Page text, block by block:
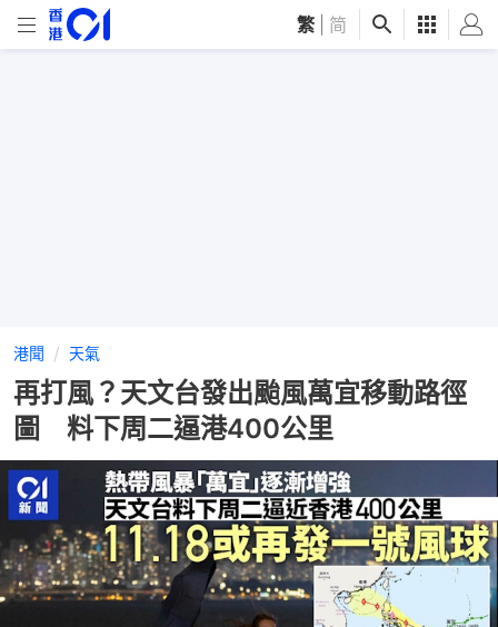
繁 简
港聞 天氣
再打風？天文台發出颱風萬宜移動路徑
圖 料下周二逼港400公里